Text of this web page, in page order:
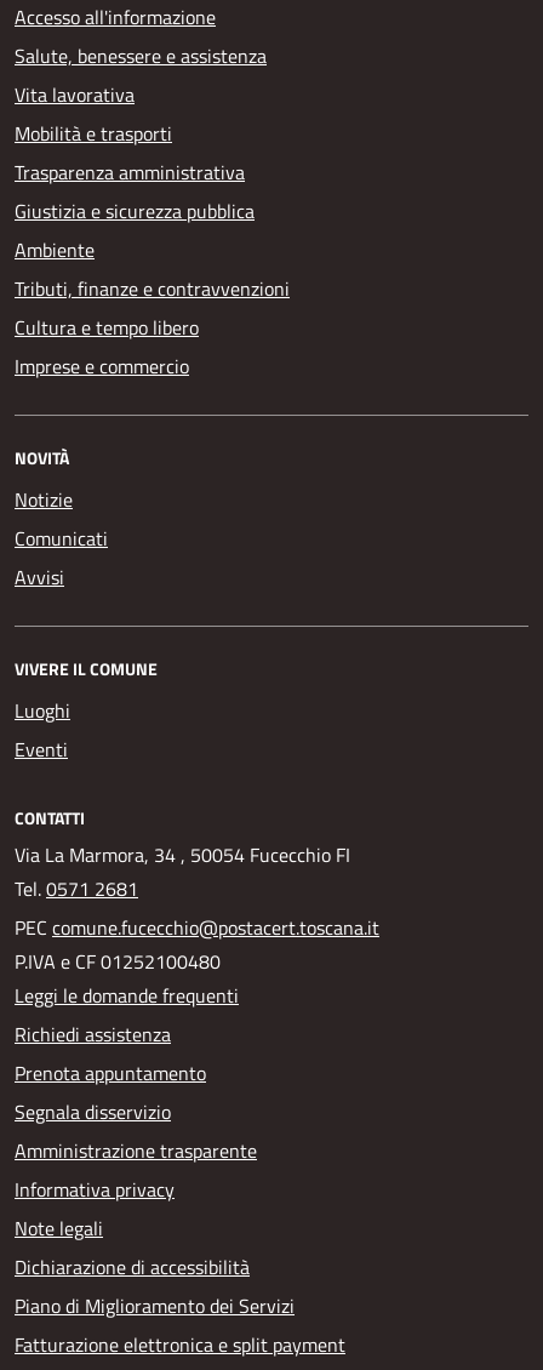
Accesso all'informazione
Salute, benessere e assistenza
Vita lavorativa
Mobilità e trasporti
Trasparenza amministrativa
Giustizia e sicurezza pubblica
Ambiente
Tributi, finanze e contravvenzioni
Cultura e tempo libero
Imprese e commercio
NOVITÀ
Notizie
Comunicati
Avvisi
VIVERE IL COMUNE
Luoghi
Eventi
CONTATTI
Via La Marmora, 34 , 50054 Fucecchio FI
Tel.0571 2681
PEC comune.fucecchio@postacert.toscana.it
P.IVA e CF 01252100480
Leggi le domande frequenti
Richiedi assistenza
Prenota appuntamento
Segnala disservizio
Amministrazione trasparente
Informativa privacy
Note legali
Dichiarazione di accessibilità
Piano di Miglioramento dei Servizi
Fatturazione elettronica e split payment